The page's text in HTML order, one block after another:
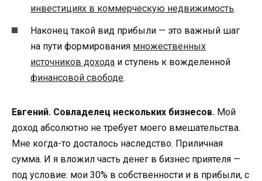
инвестициях в коммерческую недвижимость.
Наконец такой вид прибыли — это важный шаг
на пути формирования множественных
источников дохода и ступень к вожделенной
финансовой свободе.
Евгений. Совладелец нескольких бизнесов. Мой
доход абсолютно не требует моего вмешательства.
Мне когда-то досталось наследство. Приличная
сумма. И я вложил часть денег в бизнес приятеля —
под условие: мои 30% в собственности и в прибыли, с